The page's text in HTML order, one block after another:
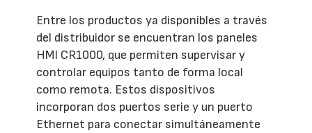
Entre los productos ya disponibles a través
del distribuidor se encuentran los paneles
HMI CR1000, que permiten supervisar y
controlar equipos tanto de forma local
como remota. Estos dispositivos
incorporan dos puertos serie y un puerto
Ethernet para conectar simultáneamente